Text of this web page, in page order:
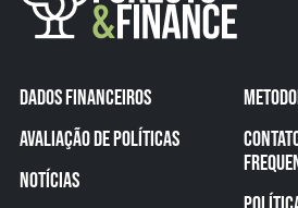
DADOS FINANCEIROS
AVALIAÇÃO DE POLÍTICAS
NOTÍCIAS